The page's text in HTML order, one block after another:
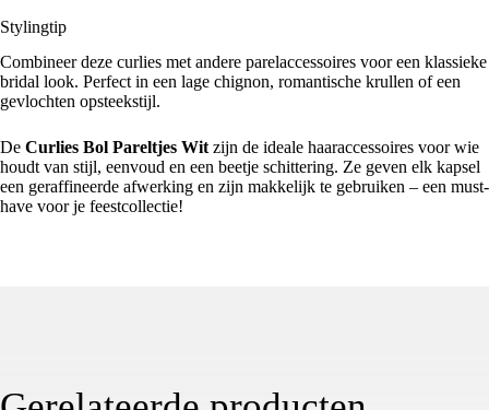
Stylingtip
Combineer deze curlies met andere parelaccessoires voor een klassieke
bridal look. Perfect in een lage chignon, romantische krullen of een
gevlochten opsteekstijl.
De Curlies Bol Pareltjes Witzijn de ideale haaraccessoires voor wie
houdt van stijl, eenvoud en een beetje schittering. Ze geven elk kapsel
een geraffineerde afwerking en zijn makkelijk te gebruiken – een must-
have voor je feestcollectie!